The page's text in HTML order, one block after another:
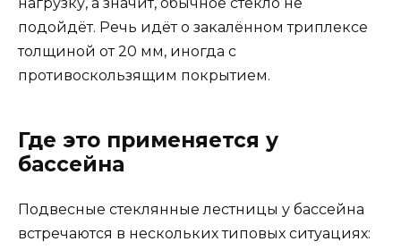
подойдёт. Речь идёт о закалённом триплексе
толщиной от 20 мм, иногда с
противоскользящим покрытием.
Где это применяется у
бассейна
Подвесные стеклянные лестницы у бассейна
встречаются в нескольких типовых ситуациях: